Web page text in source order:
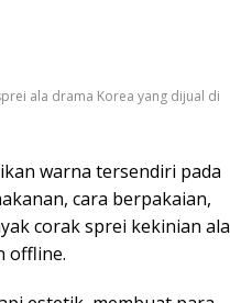
ala drama Korea yang dijual di
warna tersendiri pada
cara berpakaian,
corak sprei kekinian ala
offline.